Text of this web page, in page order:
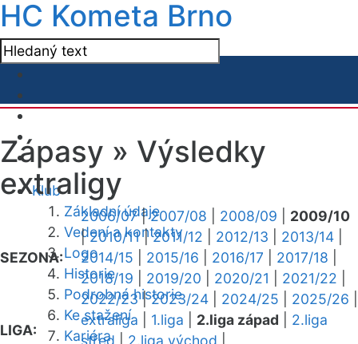
HC Kometa Brno
Klub
Základní údaje
Vedení a kontakty
Logo
Historie
Podrobná historie
Ke stažení
Kariéra
Zápasy » Výsledky
extraligy
SEZONA:
2006/07|2007/08 2008/09
2009/10
|2010/11|2011/12 2012/13 2013/14
2014/15
2015/16 2016/17 2017/18
2018/19
2019/20 2020/21 2021/22
2022/23|2023/24 2024/25 2025/26
LIGA:
extraliga 1.liga 2.liga západ
2.liga
střed
2.liga východ